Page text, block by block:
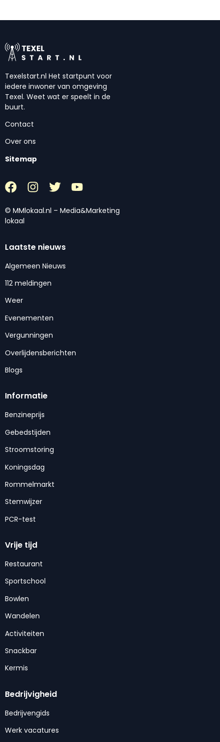
Texelstart.nl Het startpunt voor
iedere inwoner van omgeving
Texel. Weet wat er speelt in de
buurt.
Contact
Over ons
Sitemap
© MMlokaal.nl – Media&Marketing
lokaal
Laatste nieuws
Algemeen Nieuws
112 meldingen
Weer
Evenementen
Vergunningen
Overlijdensberichten
Blogs
Informatie
Benzineprijs
Gebedstijden
Stroomstoring
Koningsdag
Rommelmarkt
Stemwijzer
PCR-test
Vrije tijd
Restaurant
Sportschool
Bowlen
Wandelen
Activiteiten
Snackbar
Kermis
Bedrijvigheid
Bedrijvengids
Werk vacatures